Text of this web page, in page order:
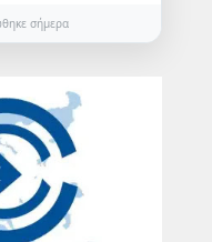
σήμερα